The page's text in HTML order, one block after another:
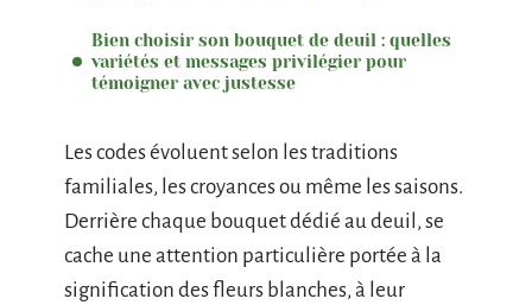
Bien choisir son bouquet de deuil : quelles
variétés et messages privilégier pour
témoigner avec justesse
Les codes évoluent selon les traditions
familiales, les croyances ou même les saisons.
Derrière chaque bouquet dédié au deuil, se
cache une attention particulière portée à la
signification des fleurs blanches, à leur